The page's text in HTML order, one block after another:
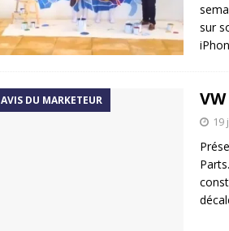
sur
AVIS DU MARKETEUR
19